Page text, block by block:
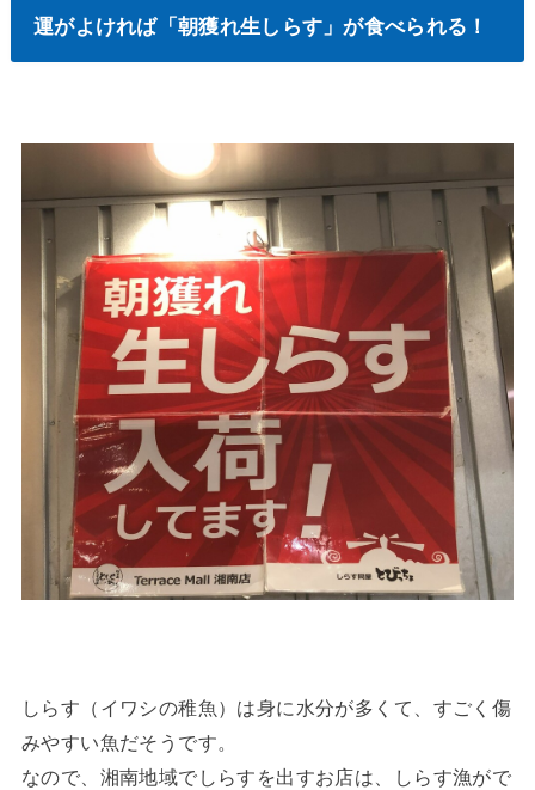
運がよければ「朝獲れ生しらす」が食べられる！
しらす（イワシの稚魚）は身に水分が多くて、すごく傷
みやすい魚だそうです。
なので、湘南地域でしらすを出すお店は、しらす漁がで